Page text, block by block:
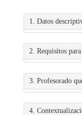
1. Datos
2. Requisitos
3. Profesorado
4.